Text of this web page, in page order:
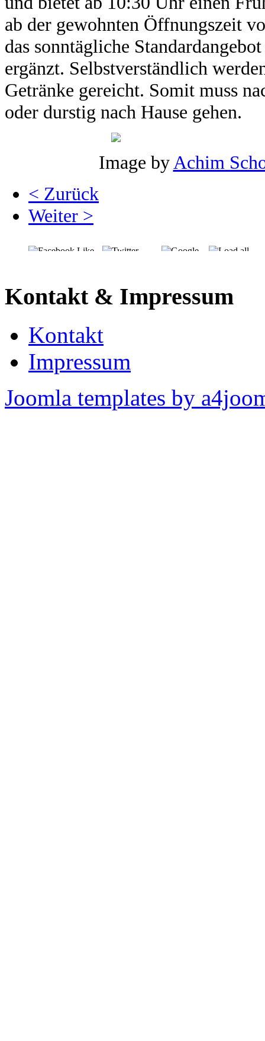
ab der gewohnten Öffnungszeit
das sonntägliche
ergänzt. Selbstverständlich
Getränke gereicht. Somit muss
oder durstig nach Hause gehen.
Image byAchim
< Zurück
Weiter >
Kontakt & Impressum
Kontakt
Impressum
Joomla templates by